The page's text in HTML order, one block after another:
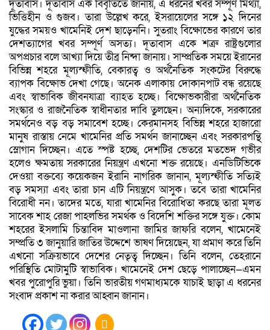
দূতাবাস। দূতাবাস এক বিবৃতিতে জানায়, এ ধরনের খবর সম্পূর্ণ মিথ্যা,
ভিত্তিহীন ও গুজব। তারা উল্লেখ করে, ইসরায়েলের সঙ্গে ১২ দিনের
যুদ্ধের সময়ও খামেনিই দেশ ছাড়েননি। সুতরাং বিক্ষোভের কারণে তার
দেশত্যাগের খবর সম্পূর্ণ অসত্য। দূতাবাস একে শত্রু রাষ্ট্রগুলোর
অপপ্রচার বলে আখ্যা দিয়ে তীব্র নিন্দা জানায়। সাম্প্রতিক সময়ে ইরানের
বিভিন্ন শহরে মূল্যস্ফীতি, বেকারত্ব ও অর্থনৈতিক সংকটের বিরুদ্ধে
ব্যাপক বিক্ষোভ দেখা গেছে। অনেক এলাকায় দোকানপাট বন্ধ রয়েছে
এবং স্বাভাবিক জীবনযাত্রা ব্যাহত হচ্ছে। বিক্ষোভকারীরা অর্থনৈতিক
সংস্কার ও রাজনৈতিক স্বাধীনতার দাবি তুলছেন। অন্যদিকে, সরকারের
সমর্থনেও বড় বড় সমাবেশ হচ্ছে। কেরমানসহ বিভিন্ন শহরে হাজারো
মানুষ রাস্তায় নেমে খামেনির প্রতি সমর্থন জানাচ্ছেন এবং সরকারপন্থি
স্লোগান দিচ্ছেন। এতে স্পষ্ট হচ্ছে, দেশটির ভেতরে মতভেদ গভীর
হলেও ক্ষমতায় সরকারের নিয়ন্ত্রণ এখনো শক্ত রয়েছে। এনডিটিভিকে
দেওয়া বক্তব্যে কয়েকজন ইরানি নাগরিক জানান, মূল্যস্ফীতি সত্যিই
বড় সমস্যা এবং তারা চান এটি নিয়ন্ত্রণে আসুক। তবে তারা খামেনির
বিরোধী নন। তাদের মতে, যারা খামেনির বিরোধিতা করছে তারা মূলত
সাবেক শাহ রেজা পাহলভির সমর্থক ও বিদেশি শক্তির সঙ্গে যুক্ত। কোম
শহরের ইসলামি চিন্তাবিদ মাওলানা জামির জাফরি বলেন, খামেনেই
সম্প্রতি ৩ জানুয়ারি জাতির উদ্দেশে ভাষণ দিয়েছেন, যা প্রমাণ করে তিনি
এখনো সক্রিয়ভাবে দেশের নেতৃত্ব দিচ্ছেন। তিনি বলেন, তেহরানে
পরিস্থিতি মোটামুটি স্বাভাবিক। খামেনেই দেশ ছেড়ে পালাচ্ছেন—এমন
খবর পুরোপুরি ভুয়া। তিনি ভারতীয় গণমাধ্যমকে যাচাই ছাড়া এ ধরনের
সংবাদ প্রকাশ না করার আহ্বান জানান।